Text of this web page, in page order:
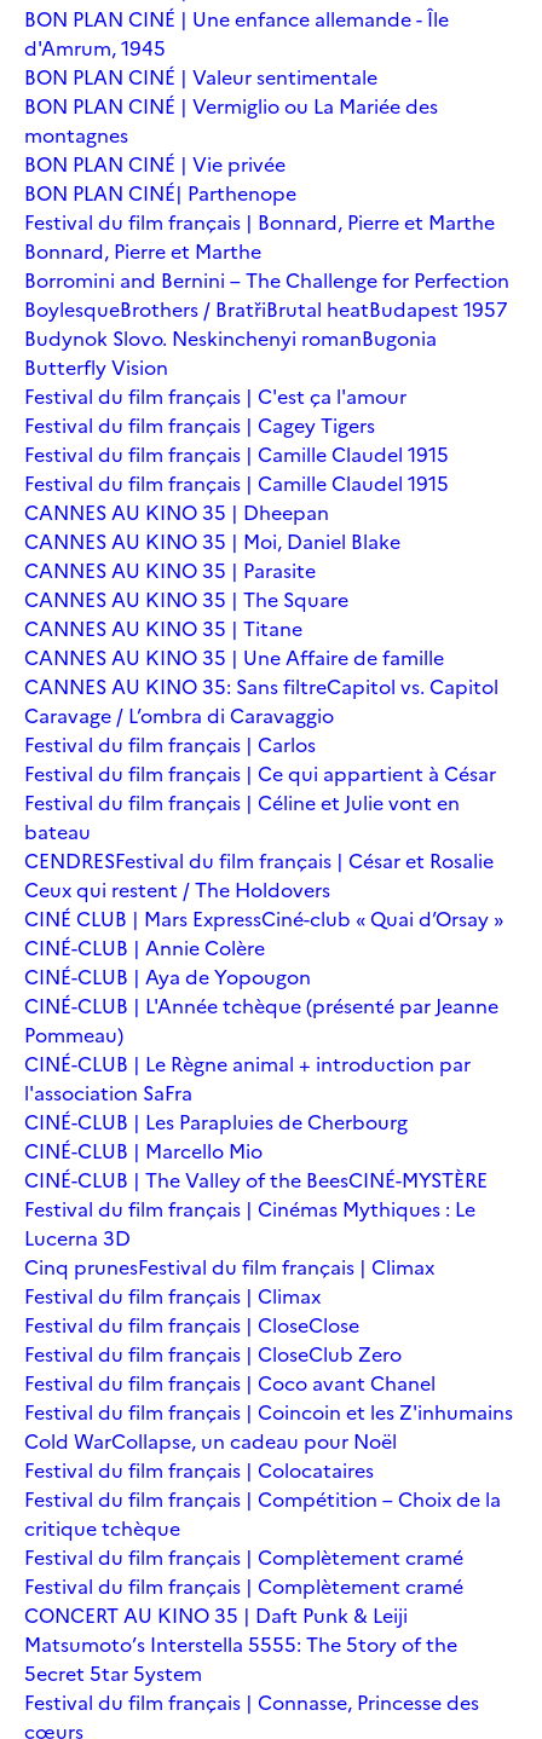
BON PLAN CINÉ | Une enfance allemande - Île
d'Amrum, 1945
BON PLAN CINÉ | Valeur sentimentale
BON PLAN CINÉ | Vermiglio ou La Mariée des
montagnes
BON PLAN CINÉ | Vie privée
BON PLAN CINÉ| Parthenope
Festival du film français | Bonnard, Pierre et Marthe
Bonnard, Pierre et Marthe
Borromini and Bernini – The Challenge for Perfection
BoylesqueBrothers / BratřiBrutal heatBudapest 1957
Budynok Slovo. Neskinchenyi romanBugonia
Butterfly Vision
Festival du film français | C'est ça l'amour
Festival du film français | Cagey Tigers
Festival du film français | Camille Claudel 1915
Festival du film français | Camille Claudel 1915
CANNES AU KINO 35 | Dheepan
CANNES AU KINO 35 | Moi, Daniel Blake
CANNES AU KINO 35 | Parasite
CANNES AU KINO 35 | The Square
CANNES AU KINO 35 | Titane
CANNES AU KINO 35 | Une Affaire de famille
CANNES AU KINO 35: Sans filtreCapitol vs. Capitol
Caravage / L’ombra di Caravaggio
Festival du film français | Carlos
Festival du film français | Ce qui appartient à César
Festival du film français | Céline et Julie vont en
bateau
CENDRESFestival du film français | César et Rosalie
Ceux qui restent / The Holdovers
CINÉ CLUB | Mars ExpressCiné-club « Quai d’Orsay »
CINÉ-CLUB | Annie Colère
CINÉ-CLUB | Aya de Yopougon
CINÉ-CLUB | L'Année tchèque (présenté par Jeanne
Pommeau)
CINÉ-CLUB | Le Règne animal + introduction par
l'association SaFra
CINÉ-CLUB | Les Parapluies de Cherbourg
CINÉ-CLUB | Marcello Mio
CINÉ-CLUB | The Valley of the BeesCINÉ-MYSTÈRE
Festival du film français | Cinémas Mythiques : Le
Lucerna 3D
Cinq prunesFestival du film français | Climax
Festival du film français | Climax
Festival du film français | CloseClose
Festival du film français | CloseClub Zero
Festival du film français | Coco avant Chanel
Festival du film français | Coincoin et les Z'inhumains
Cold WarCollapse, un cadeau pour Noël
Festival du film français | Colocataires
Festival du film français | Compétition – Choix de la
critique tchèque
Festival du film français | Complètement cramé
Festival du film français | Complètement cramé
CONCERT AU KINO 35 | Daft Punk & Leiji
Matsumoto’s Interstella 5555: The 5tory of the
5ecret 5tar 5ystem
Festival du film français | Connasse, Princesse des
cœurs